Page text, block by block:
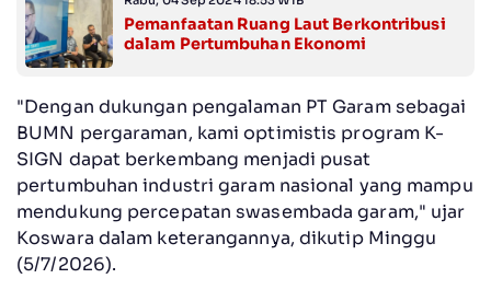
Pemanfaatan Ruang Laut Berkontribusi
dalam Pertumbuhan Ekonomi
"Dengan dukungan pengalaman PT Garam sebagai
BUMN pergaraman, kami optimistis program K-
SIGN dapat berkembang menjadi pusat
pertumbuhan industri garam nasional yang mampu
mendukung percepatan swasembada garam," ujar
Koswara dalam keterangannya, dikutip Minggu
(5/7/2026).